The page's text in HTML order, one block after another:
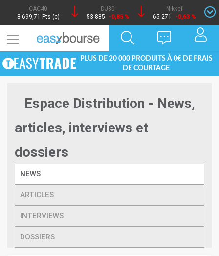
CAC40
8 699,71 Pts (c)
DJ30
53 885
-0,85 %
Nikkei
65 271
-0,63 %
PLUS DE 20 000 PRODUITS À 0€ DE FRAIS
DE COURTAGE
Espace Distribution - News,
articles, interviews et
dossiers
NEWS
ARTICLES
INTERVIEWS
DOSSIERS